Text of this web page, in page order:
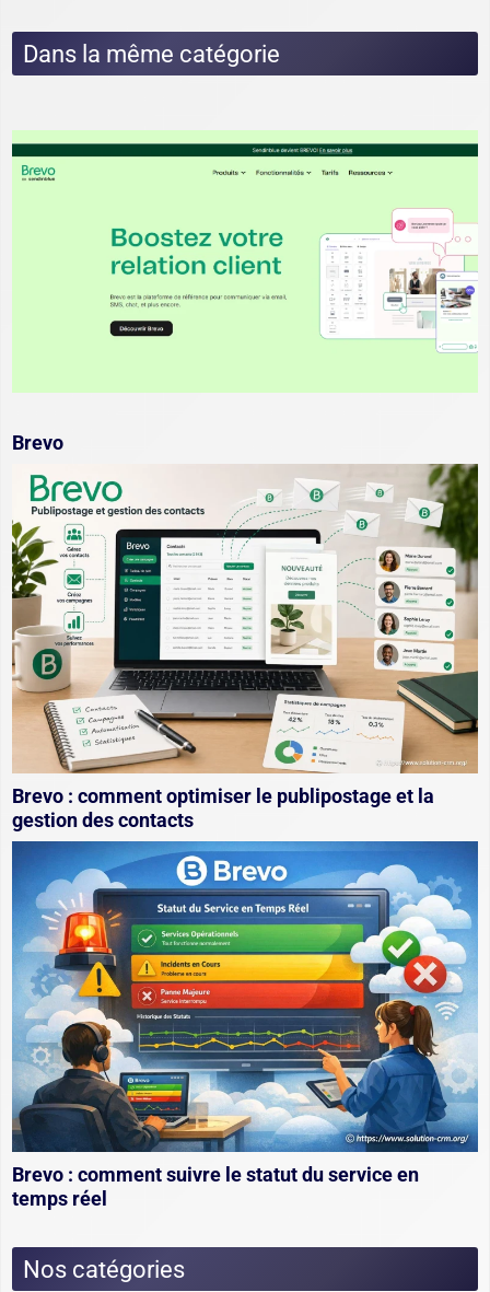
Dans la même catégorie
Brevo
Brevo : comment optimiser le publipostage et la
gestion des contacts
Brevo : comment suivre le statut du service en
temps réel
Nos catégories